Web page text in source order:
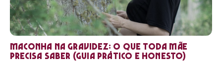
Maconha na gravidez: o que toda mãe
precisa saber (guia prático e honesto)